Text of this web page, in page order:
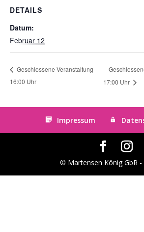
DETAILS
Datum:
Februar 12
Geschlossene Veranstaltung
16:00 Uhr
17:00 Uhr
Impressum
© Martensen König GbR -